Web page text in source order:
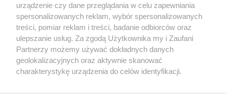
urządzenie czy dane przeglądania w celu zapewniania
spersonalizowanych reklam, wybór spersonalizowanych
treści, pomiar reklam i treści, badanie odbiorców oraz
ulepszanie usług. Za zgodą Użytkownika my i Zaufani
Partnerzy możemy używać dokładnych danych
geolokalizacyjnych oraz aktywnie skanować
charakterystykę urządzenia do celów identyfikacji.